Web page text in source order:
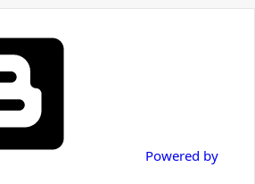
Powered by